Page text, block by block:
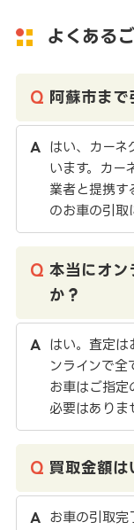
よくある
阿蘇市まで
はい、カーネ
います。カー
業者と提携す
のお車の引取
本当にオン
か？
はい。査定は
ンラインで全
お車はご指定
必要はありま
買取金額は
お車の引取完